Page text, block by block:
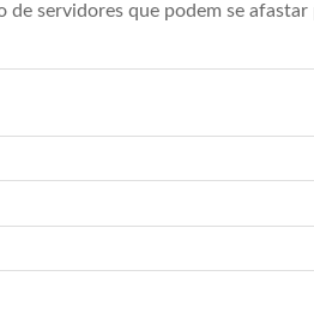
servidores que podem se